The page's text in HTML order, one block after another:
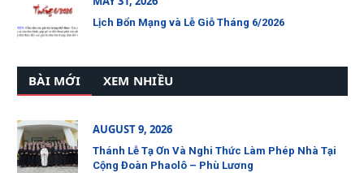
Lịch Bổn Mạng và Lễ Giỗ Tháng 6/2026
BÀI MỚI XEM NHIỀU
AUGUST 9, 2026
Thánh Lễ Tạ Ơn Và Nghi Thức Làm Phép Nhà Tại
Cộng Đoàn Phaolô – Phù Lương